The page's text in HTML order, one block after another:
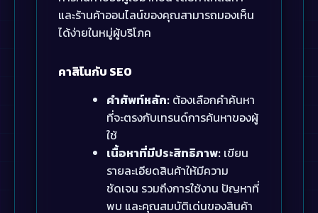
และร้านค้าออนไลน์ของคุณสามารถมองเห็น
ได้ง่ายในหมู่ผู้บริโภค
คาสิโนกับ SEO
คำศัพท์หลัก: ต้องเลือกคำค้นหา
ที่จะตรงกับเทรนด์การค้นหาของผู้
ใช้
เนื้อหาที่มีประสิทธิภาพ: เขียน
รายละเอียดสินค้าให้มีความ
ชัดเจน รวมถึงการใช้งาน ปัญหาที่
พบ และคุณสมบัติเด่นของสินค้า